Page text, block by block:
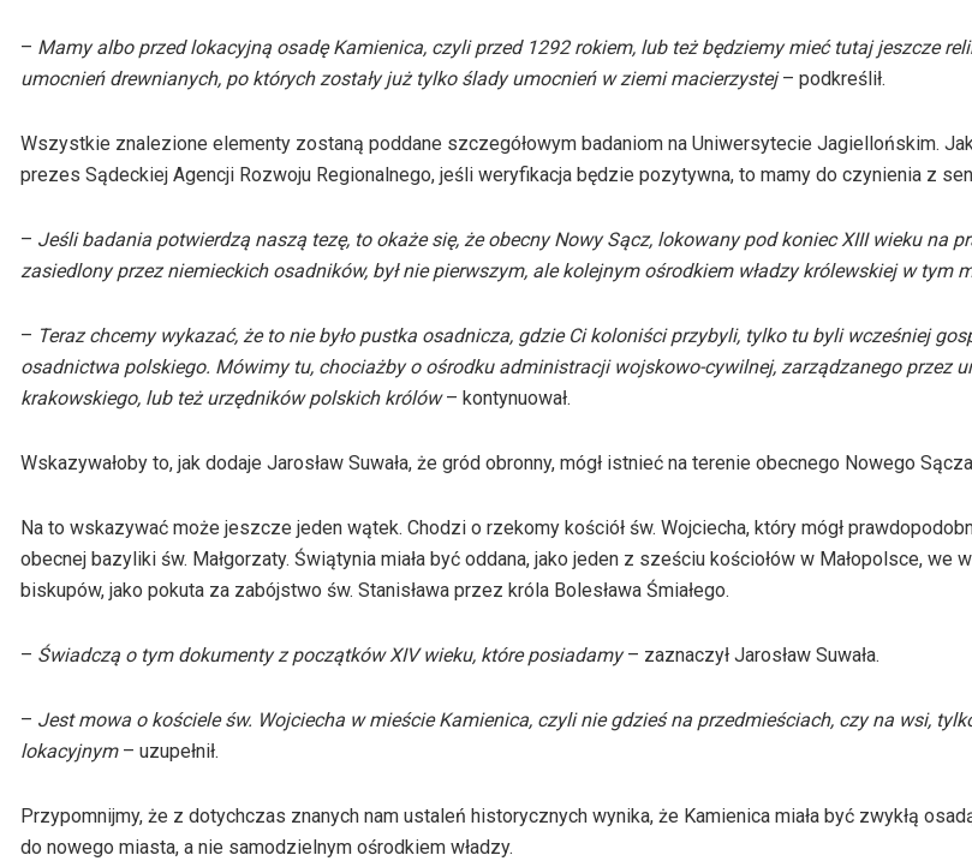
– Mamy albo przed lokacyjną osadę Kamienica, czyli przed 1292 rokiem, lub też będziemy mieć tutaj jeszcze
umocnień drewnianych, po których zostały już tylko ślady umocnień w ziemimacierzystej– podkreślił.
Wszystkie znalezione elementy zostaną poddane szczegółowym badaniom na Uniwersytecie Jagiellońskim. Jak
prezes Sądeckiej Agencji Rozwoju Regionalnego, jeśli weryfikacja będzie pozytywna, to mamy do czynienia z
– Jeśli badania potwierdzą naszą tezę, to okaże się, że obecny Nowy Sącz, lokowany pod koniec XIII wieku na
zasiedlony przez niemieckich osadników, był nie pierwszym, ale kolejnym ośrodkiem władzy królewskiej w tym
– Teraz chcemy wykazać, że to nie było pustka osadnicza, gdzie Ci koloniści przybyli, tylko tu byli wcześniej
osadnictwa polskiego. Mówimy tu, chociażby o ośrodku administracji wojskowo-cywilnej, zarządzanego przez
krakowskiego, lub też urzędników polskich królów– kontynuował.
Wskazywałoby to, jak dodaje Jarosław Suwała, że gród obronny, mógł istnieć na terenie obecnego Nowego
Na to wskazywać może jeszcze jeden wątek. Chodzi o rzekomy kościół św. Wojciecha, który mógł
obecnej bazyliki św. Małgorzaty. Świątynia miała być oddana, jako jeden z sześciu kościołów w Małopolsce, we
biskupów, jako pokuta za zabójstwo św. Stanisława przez króla Bolesława Śmiałego.
– Świadczą o tym dokumenty z początków XIV wieku, któreposiadamy– zaznaczył Jarosław Suwała.
– Jest mowa o kościele św. Wojciecha w mieście Kamienica, czyli nie gdzieś na przedmieściach, czy na wsi,
lokacyjnym– uzupełnił.
Przypomnijmy, że z dotychczas znanych nam ustaleń historycznych wynika, że Kamienica miała być zwykłą
do nowego miasta, a nie samodzielnym ośrodkiem władzy.